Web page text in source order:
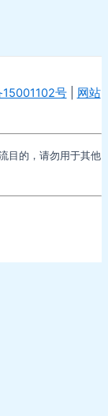
15001102号| 网站
目的，请勿用于其他